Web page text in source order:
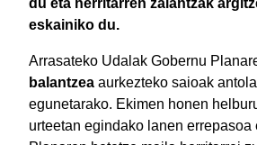
eskainiko du.
Arrasateko Udalak Gobernu
balantzea aurkezteko saioak
egunetarako. Ekimen honen
urteetan egindako lanen errepasoa